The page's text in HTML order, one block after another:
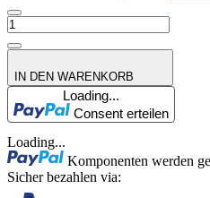
IN DEN WARENKORB
Loading...
Consent erteilen
Loading...
Komponenten werden
Sicher bezahlen via: